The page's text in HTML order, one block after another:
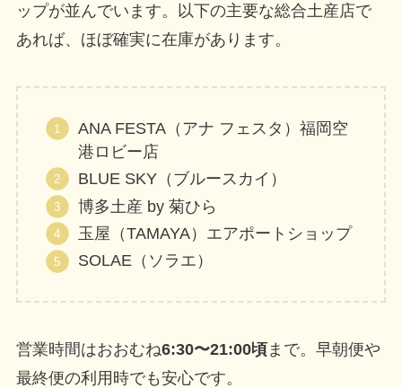
ップが並んでいます。以下の主要な総合土産店で
あれば、ほぼ確実に在庫があります。
ANA FESTA（アナ フェスタ）福岡空
港ロビー店
BLUE SKY（ブルースカイ）
博多土産 by 菊ひら
玉屋（TAMAYA）エアポートショップ
SOLAE（ソラエ）
営業時間はおおむね6:30〜21:00頃まで。早朝便や
最終便の利用時でも安心です。